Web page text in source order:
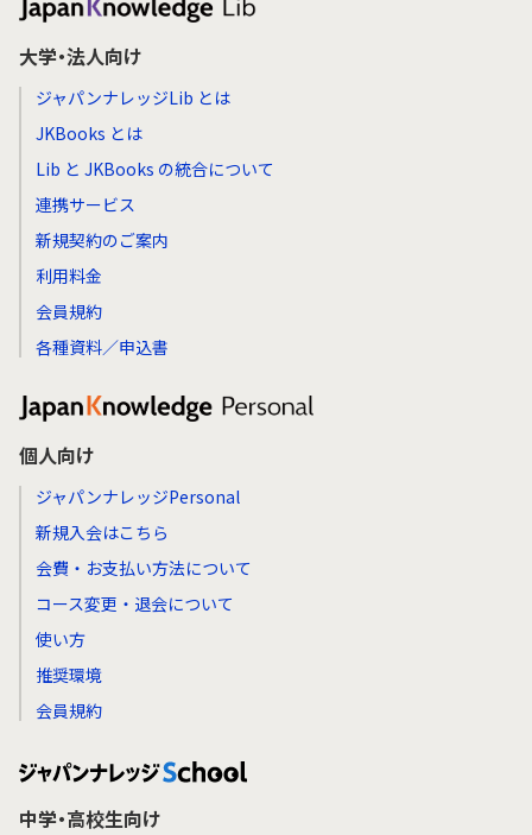
大学・法人向け
ジャパンナレッジLib とは
JKBooks とは
Lib と JKBooks の統合について
連携サービス
新規契約のご案内
利用料金
会員規約
各種資料／申込書
個人向け
ジャパンナレッジPersonal
新規入会はこちら
会費・お支払い方法について
コース変更・退会について
使い方
推奨環境
会員規約
中学・高校生向け